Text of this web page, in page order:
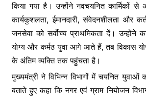
किया गया है। उन्होंने नवचयनित कार्मिकों से
कार्यकुशलता, ईमानदारी, संवेदनशीलता और
जनसेवा को सर्वोच्च प्राथमिकता दें। उन्होंने
योग्य और कर्मठ युवा आगे आते हैं, तब विकास
के अंतिम व्यक्ति तक पहुंचता है।
मुख्यमंत्री ने विभिन्न विभागों में चयनित युवाओं
बताते हुए कहा कि नगर एवं ग्राम नियोजन